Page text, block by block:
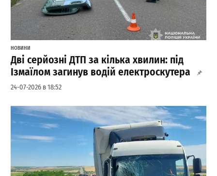
НОВИНИ
Дві серйозні ДТП за кілька хвилин: під
Ізмаїлом загинув водій електроскутера
24-07-2026 в 18:52